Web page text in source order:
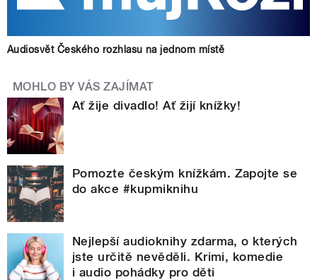
Audiosvět Českého rozhlasu na jednom místě
MOHLO BY VÁS ZAJÍMAT
Ať žije divadlo! Ať žijí knížky!
Pomozte českým knížkám. Zapojte se
do akce #kupmiknihu
Nejlepší audioknihy zdarma, o kterých
jste určitě nevěděli. Krimi, komedie
i audio pohádky pro děti